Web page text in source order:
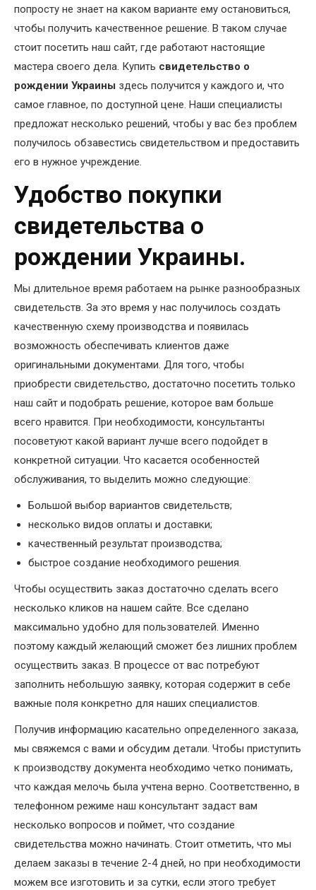
попросту не знает на каком варианте ему остановиться,
чтобы получить качественное решение. В таком случае
стоит посетить наш сайт, где работают настоящие
мастера своего дела. Купить свидетельство о
рождении Украины здесь получится у каждого и, что
самое главное, по доступной цене. Наши специалисты
предложат несколько решений, чтобы у вас без проблем
получилось обзавестись свидетельством и предоставить
его в нужное учреждение.
Удобство покупки
свидетельства о
рождении Украины.
Мы длительное время работаем на рынке разнообразных
свидетельств. За это время у нас получилось создать
качественную схему производства и появилась
возможность обеспечивать клиентов даже
оригинальными документами. Для того, чтобы
приобрести свидетельство, достаточно посетить только
наш сайт и подобрать решение, которое вам больше
всего нравится. При необходимости, консультанты
посоветуют какой вариант лучше всего подойдет в
конкретной ситуации. Что касается особенностей
обслуживания, то выделить можно следующие:
Большой выбор вариантов свидетельств;
несколько видов оплаты и доставки;
качественный результат производства;
быстрое создание необходимого решения.
Чтобы осуществить заказ достаточно сделать всего
несколько кликов на нашем сайте. Все сделано
максимально удобно для пользователей. Именно
поэтому каждый желающий сможет без лишних проблем
осуществить заказ. В процессе от вас потребуют
заполнить небольшую заявку, которая содержит в себе
важные поля конкретно для наших специалистов.
Получив информацию касательно определенного заказа,
мы свяжемся с вами и обсудим детали. Чтобы приступить
к производству документа необходимо четко понимать,
что каждая мелочь была учтена верно. Соответственно, в
телефонном режиме наш консультант задаст вам
несколько вопросов и поймет, что создание
свидетельства можно начинать. Стоит отметить, что мы
делаем заказы в течение 2-4 дней, но при необходимости
можем все изготовить и за сутки, если этого требует